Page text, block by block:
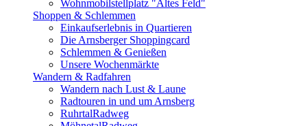
Wohnmobilstellplatz "Altes Feld"
Shoppen & Schlemmen
Einkaufserlebnis in Quartieren
Die Arnsberger Shoppingcard
Schlemmen & Genießen
Unsere Wochenmärkte
Wandern & Radfahren
Wandern nach Lust & Laune
Radtouren in und um Arnsberg
RuhrtalRadweg